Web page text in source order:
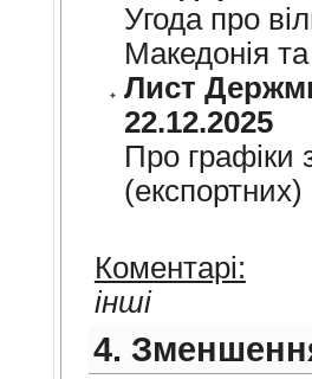
Угода про
Македонiя
Лист
22.12.2025
Про графiки
Коментарі:
інші
4.